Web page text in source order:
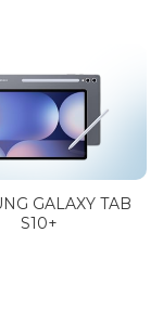
GALAXY TAB
S10+